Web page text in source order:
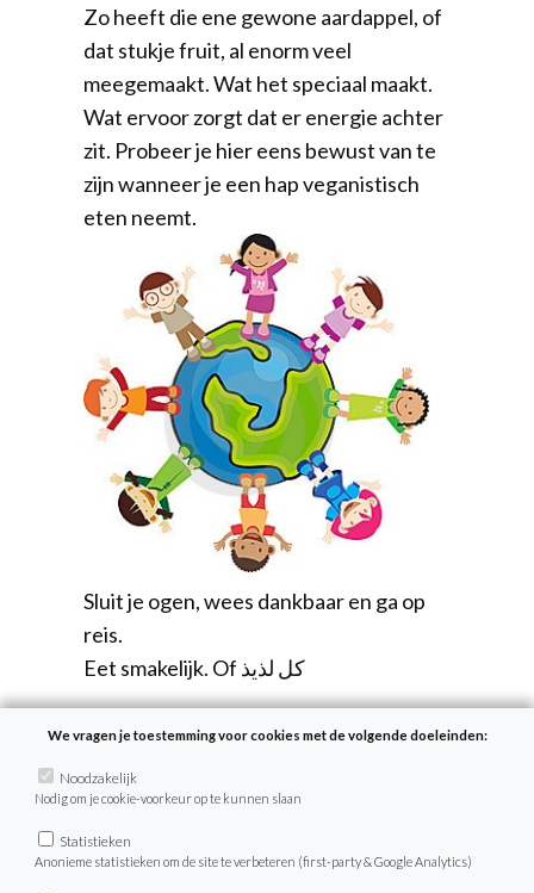
Zo heeft die ene gewone aardappel, of
dat stukje fruit, al enorm veel
meegemaakt. Wat het speciaal maakt.
Wat ervoor zorgt dat er energie achter
zit. Probeer je hier eens bewust van te
zijn wanneer je een hap veganistisch
eten neemt.
Sluit je ogen, wees dankbaar en ga op
reis.
Eet smakelijk. Of كل لذيذ
Delen
We vragen je toestemming voor cookies met de volgende doeleinden:
Noodzakelijk
Nodig om je cookie-voorkeur op te kunnen slaan
Statistieken
Anonieme statistieken om de site te verbeteren (first-party & Google Analytics)